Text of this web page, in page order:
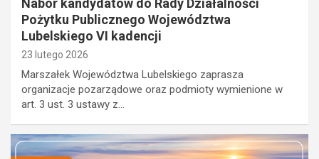
Nabór kandydatów do Rady Działalności
Pożytku Publicznego Województwa
Lubelskiego VI kadencji
23 lutego 2026
Marszałek Województwa Lubelskiego zaprasza
organizacje pozarządowe oraz podmioty wymienione w
art. 3 ust. 3 ustawy z…